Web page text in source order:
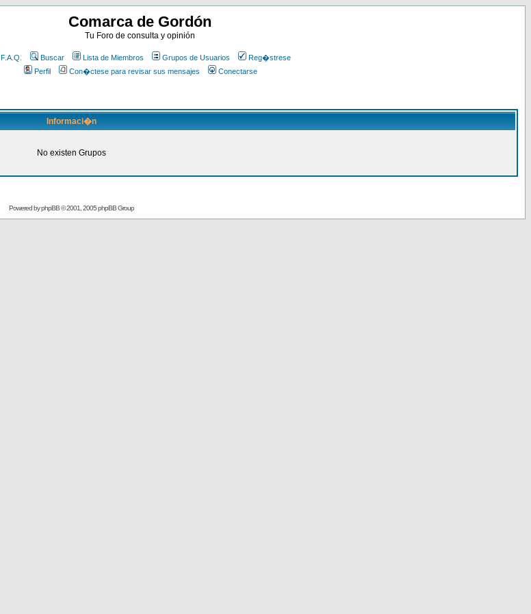
Comarca de Gordón
Tu Foro de consulta y opinión
F.A.Q. Buscar Lista de Miembros Grupos de Usuarios
Reg�strese
Perfil
Con�ctese para revisar sus mensajes Conectarse
Informaci�n
No existen Grupos
Powered byphpBB© 2001, 2005 phpBB Group